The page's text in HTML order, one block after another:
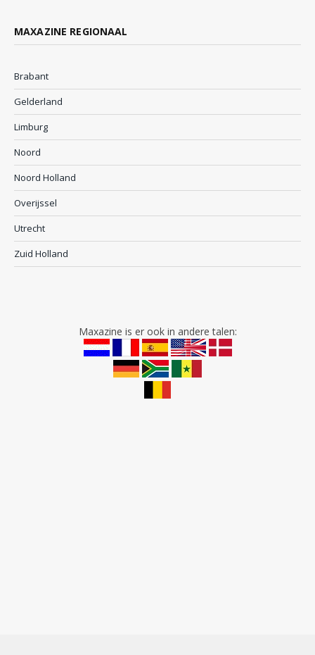
MAXAZINE REGIONAAL
Brabant
Gelderland
Limburg
Noord
Noord Holland
Overijssel
Utrecht
Zuid Holland
Maxazine is er ook in andere talen: